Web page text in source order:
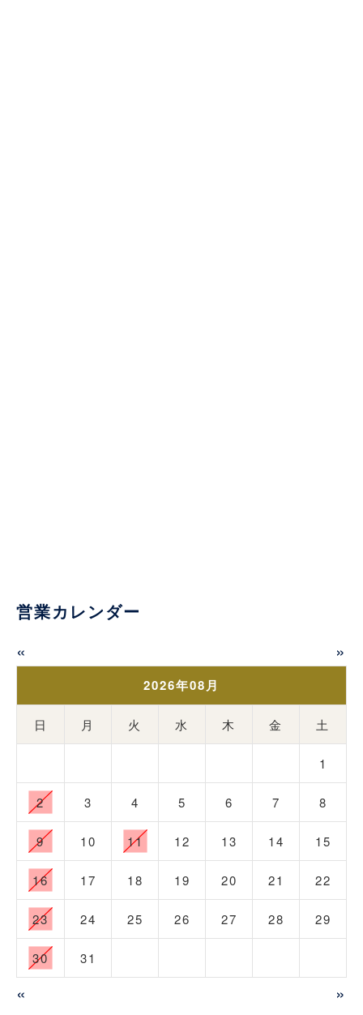
営業カレンダー
« »
2026年08月
日 月 火 水 木 金 土
1
2 3 4 5 6 7 8
9 10 11 12 13 14 15
16 17 18 19 20 21 22
23 24 25 26 27 28 29
30 31
« »